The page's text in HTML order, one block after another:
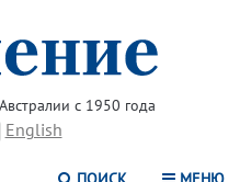
с 1950 года
English